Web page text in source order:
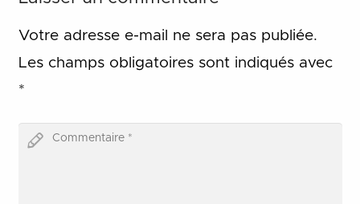
Votre adresse e-mail ne sera pas publiée.
Les champs obligatoires sont indiqués avec
*